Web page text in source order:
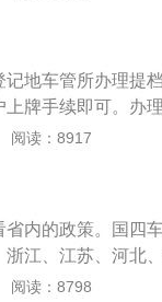
期为30天的临时
，否则将不允许
地车管所办理提
上牌手续即可。办
且会核发一个有
来源的合法性。
记地车辆管理所
的道路交通安全
阅读：8917
内的政策。国四
江、江苏、河北
户前最好先咨询
阅读：8798